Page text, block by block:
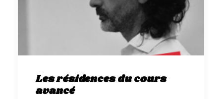
Les résidences du cours
avancé